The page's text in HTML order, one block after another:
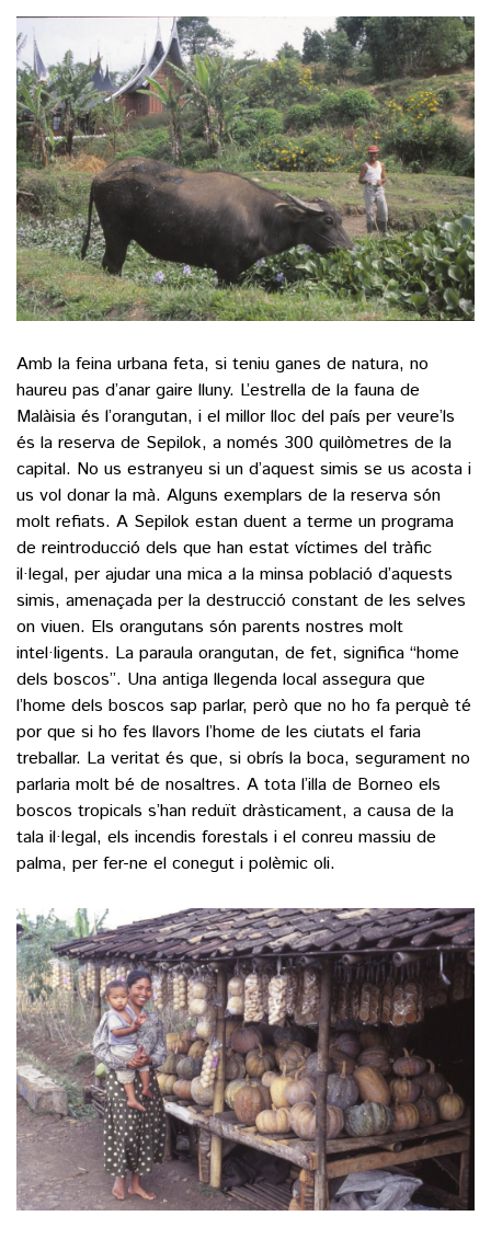
Amb la feina urbana feta, si teniu ganes de natura, no
haureu pas d’anar gaire lluny. L’estrella de la fauna de
Malàisia és l’orangutan, i el millor lloc del país per veure’ls
és la reserva de Sepilok, a només 300 quilòmetres de la
capital. No us estranyeu si un d’aquest simis se us acosta i
us vol donar la mà. Alguns exemplars de la reserva són
molt refiats. A Sepilok estan duent a terme un programa
de reintroducció dels que han estat víctimes del tràfic
il·legal, per ajudar una mica a la minsa població d’aquests
simis, amenaçada per la destrucció constant de les selves
on viuen. Els orangutans són parents nostres molt
intel·ligents. La paraula orangutan, de fet, significa “home
dels boscos”. Una antiga llegenda local assegura que
l’home dels boscos sap parlar, però que no ho fa perquè té
por que si ho fes llavors l’home de les ciutats el faria
treballar. La veritat és que, si obrís la boca, segurament no
parlaria molt bé de nosaltres. A tota l’illa de Borneo els
boscos tropicals s’han reduït dràsticament, a causa de la
tala il·legal, els incendis forestals i el conreu massiu de
palma, per fer-ne el conegut i polèmic oli.